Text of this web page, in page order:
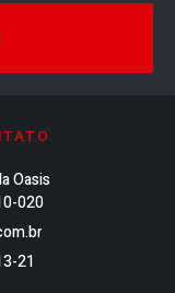
Oasis
020
21